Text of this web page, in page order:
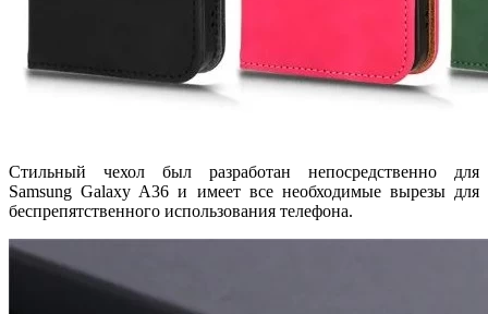
Стильный чехол был разработан непосредственно для
Samsung Galaxy A36 и имеет все необходимые вырезы для
беспрепятственного использования телефона.